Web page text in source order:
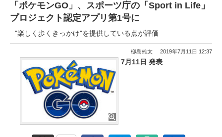
「ポケモンGO」、スポーツ庁の「Sport in Life」
プロジェクト認定アプリ第1号に
"楽しく歩くきっかけ"を提供している点が評価
柳島雄太 2019年7月11日 12:37
7月11日 発表